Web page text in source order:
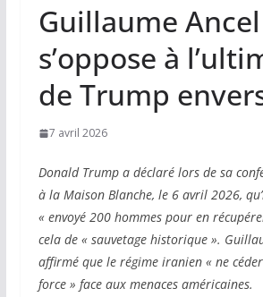
Guillaume Ancel
s’oppose à
de Trump
7 avril 2026
Donald Trump a déclaré lors de sa
à la Maison Blanche, le 6 avril 2026,
« envoyé 200 hommes pour en
cela de « sauvetage historique ».
affirmé que le régime iranien « ne
force » face aux menaces américaines.